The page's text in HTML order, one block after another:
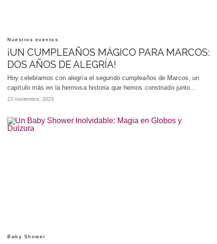
Nuestros eventos
¡UN CUMPLEAÑOS MÁGICO PARA MARCOS:
DOS AÑOS DE ALEGRÍA!
Hoy celebramos con alegría el segundo cumpleaños de Marcos, un
capítulo más en la hermosa historia que hemos construido junto…
23 noviembre, 2023
Baby Shower